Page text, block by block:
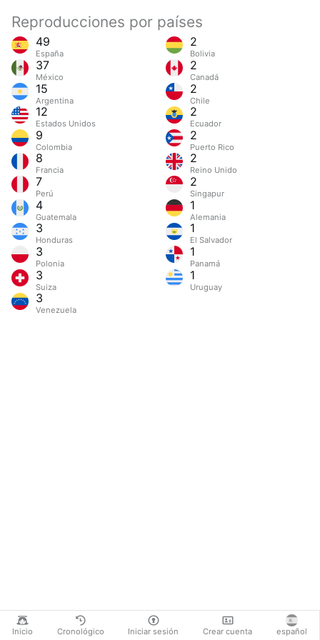
Inicio Cronológico Iniciar sesión Crear cuenta español
Reproducciones por países
49
España
37
México
15
Argentina
12
Estados Unidos
9
Colombia
8
Francia
7
Perú
4
Guatemala
3
Honduras
3
Polonia
3
Suiza
3
Venezuela
2
Bolivia
2
Canadá
2
Chile
2
Ecuador
2
Puerto Rico
2
Reino Unido
2
Singapur
1
Alemania
1
El Salvador
1
Panamá
1
Uruguay